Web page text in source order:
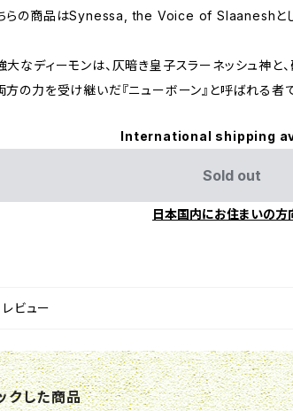
らの商品はSynessa, the Voice of Slaaneshとし
大なディーモンは、仄暗き皇子スラーネッシュ神と
方の力を受け継いだ『ニューボーン』と呼ばれる者で
International shipping
Sold out
日本国内にお住まいの方
レビュー
クした商品